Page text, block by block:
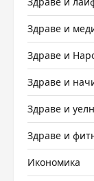
Здраве и
Здраве и
Здраве и
Здраве и
Здраве и
Икономика